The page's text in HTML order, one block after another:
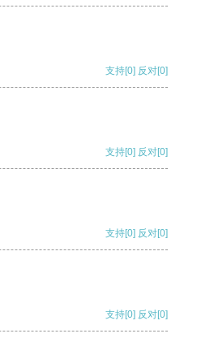
支持[0] 反对[0]
支持[0] 反对[0]
支持[0] 反对[0]
支持[0] 反对[0]